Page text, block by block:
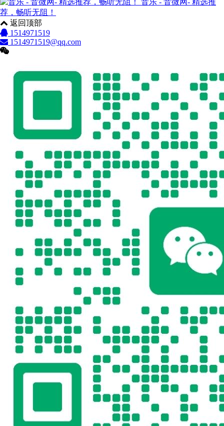
音乐 - 音微网- 精选推
荐，畅听无阻！
返回顶部
1514971519
1514971519@qq.com